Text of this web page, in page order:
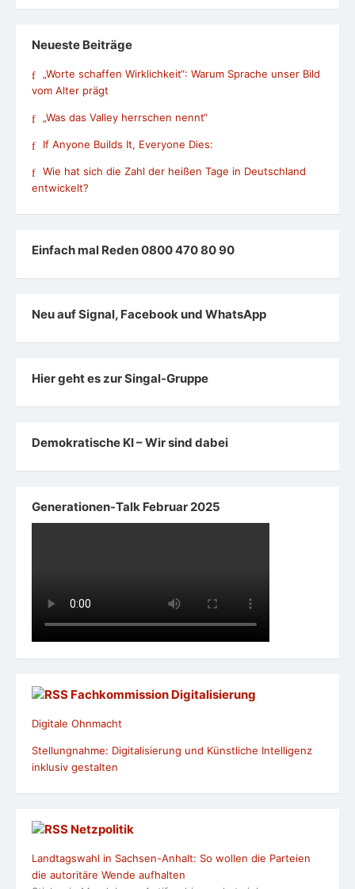
Neueste Beiträge
„Worte schaffen Wirklichkeit“: Warum Sprache unser Bild
vom Alter prägt
„Was das Valley herrschen nennt“
If Anyone Builds It, Everyone Dies:
Wie hat sich die Zahl der heißen Tage in Deutschland
entwickelt?
Einfach mal Reden 0800 470 80 90
Neu auf Signal, Facebook und WhatsApp
Hier geht es zur Singal-Gruppe
Demokratische KI – Wir sind dabei
Generationen-Talk Februar 2025
Fachkommission Digitalisierung
Digitale Ohnmacht
Stellungnahme: Digitalisierung und Künstliche Intelligenz
inklusiv gestalten
Netzpolitik
Landtagswahl in Sachsen-Anhalt: So wollen die Parteien
die autoritäre Wende aufhalten